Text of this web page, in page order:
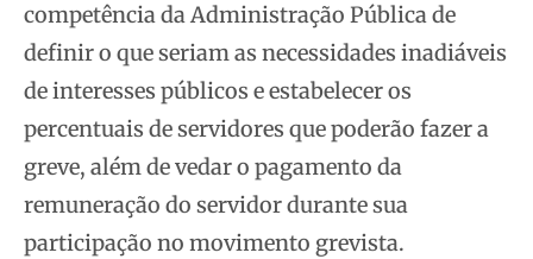
competência da Administração Pública de
definir o que seriam as necessidades inadiáveis
de interesses públicos e estabelecer os
percentuais de servidores que poderão fazer a
greve, além de vedar o pagamento da
remuneração do servidor durante sua
participação no movimento grevista.